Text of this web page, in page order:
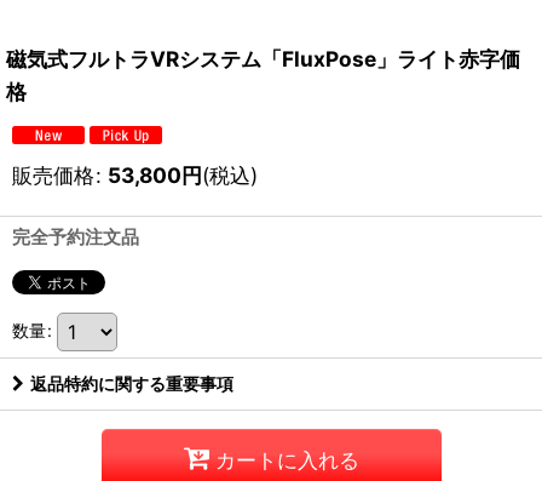
磁気式フルトラVRシステム「FluxPose」ライト赤字価
格
販売価格: 53,800円(税込)
完全予約注文品
数量:
返品特約に関する重要事項
カートに入れる